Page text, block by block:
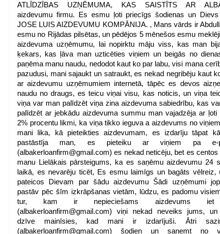
ATLĪDZĪBAS UZŅĒMUMA, KAS SAISTĪTS AR
aizdevumu firmu. Es esmu ļoti priecīgs šodienas un
JOSE LUIS AIZDEVUMU KOMPĀNIJA. , Mans vārds ir
esmu no Rijādas pilsētas, un pēdējos 5 mēnešos esmu
aizdevuma uzņēmumu, lai nopirktu māju viss, kas man
ķekars, kas ļāva man uzticēties viņiem un beigās no
paņēma manu naudu, nedodot kaut ko par labu, visi mana
pazudusi, mani sajaukt un satraukt, es nekad negribēju kaut
ar aizdevumu uzņēmumiem internetā, tāpēc es devos
naudu no draugs, es teicu viņai visu, kas noticis, un viņa
viņa var man palīdzēt viņa zina aizdevuma sabiedrību, kas
palīdzēt ar jebkādu aizdevuma summu man vajadzēja ar ļoti
2% procentu likmi, ka viņa tikko ieguva a aizdevums no
mani lika, kā pieteikties aizdevumam, es izdarīju tāpat
pastāstīja man, es pieteiku ar viņiem pa e-
(albakerloanfirm@gmail.com) es nekad neticēju, bet es
manu Lielākais pārsteigums, ka es saņēmu aizdevumu 24
laikā, es nevarēju ticēt, Es esmu laimīgs un bagāts vēlreiz,
pateicos Dievam par šādu aizdevumu Šādi uzņēmumi
pastāv pēc šīm izkrāpšanas vietām, lūdzu, es padomu
tur, kam ir nepieciešams aizdevums
(albakerloanfirm@gmail.com) viņi nekad neveiks jums,
dzīve mainīsies, kad mani ir izdarījuši. Ātri
(albakerloanfirm@gmail.com) šodien un saņemt no